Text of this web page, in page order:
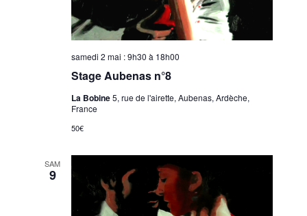
Stage Aubenas n°8
samedi 2 mai : 9h30 à 18h00
La Bobine5, rue de l'airette, Aubenas, Ardèche,
France
50€
SAM
9